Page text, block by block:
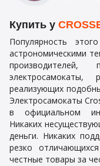
Купить у
Популярность
астрономическими
производителей,
реализующих
Электросамокаты
в официальном
Никаких
деньги. Никаких
резко
честные товары за